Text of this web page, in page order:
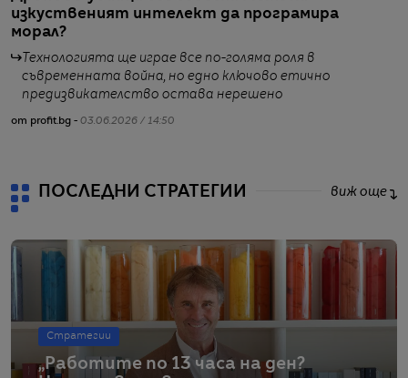
изкуственият интелект да програмира
морал?
Технологията ще играе все по-голяма роля в
съвременната война, но едно ключово етично
предизвикателство остава нерешено
от profit.bg - 03.06.2026 / 14:50
ПОСЛЕДНИ СТРАТЕГИИ виж още
Стратегии
„Работите по 13 часа на ден?